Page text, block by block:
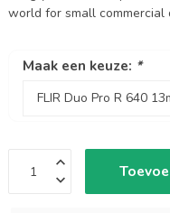
world for small commercial
Maak een keuze: *